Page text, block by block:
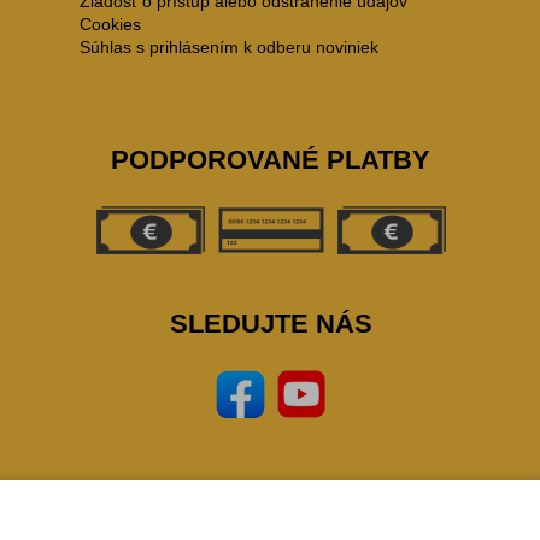
Cookies
Súhlas s prihlásením k odberu noviniek
PODPOROVANÉ PLATBY
SLEDUJTE NÁS
2023,